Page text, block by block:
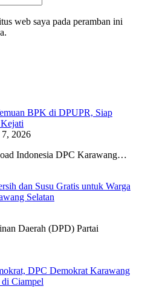
web saya pada peramban ini
BPK di DPUPR, Siap
2026
Indonesia DPC Karawang…
dan Susu Gratis untuk Warga
Selatan
Daerah (DPD) Partai
DPC Demokrat Karawang
Ciampel